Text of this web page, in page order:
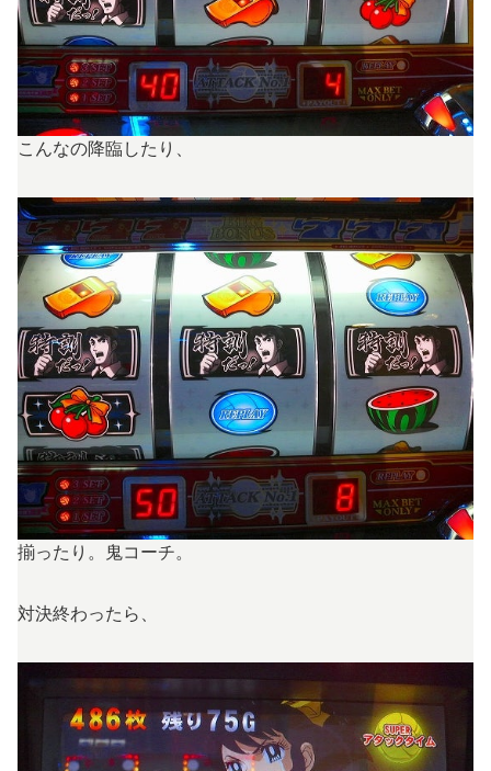
こんなの降臨したり、
揃ったり。鬼コーチ。
対決終わったら、